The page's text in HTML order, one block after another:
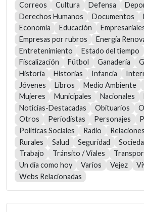
Correos
Cultura Defensa
Derechos Humanos
Documentos
Economía
Educación
Empresas por rubros
Energía
Entretenimiento
Estado del tiempo
Fiscalización
Fútbol Ganadería
Historia
Historias Infancia
Jóvenes
Libros Medio Ambiente
Mujeres
Municipales Nacionales
Noticias-Destacadas
Obituarios
Otros
Periodistas Personajes
Políticas Sociales
Radio
Rurales
Salud Seguridad
Trabajo
Tránsito / Viales
Un día como hoy
Varios Vejez
Webs Relacionadas